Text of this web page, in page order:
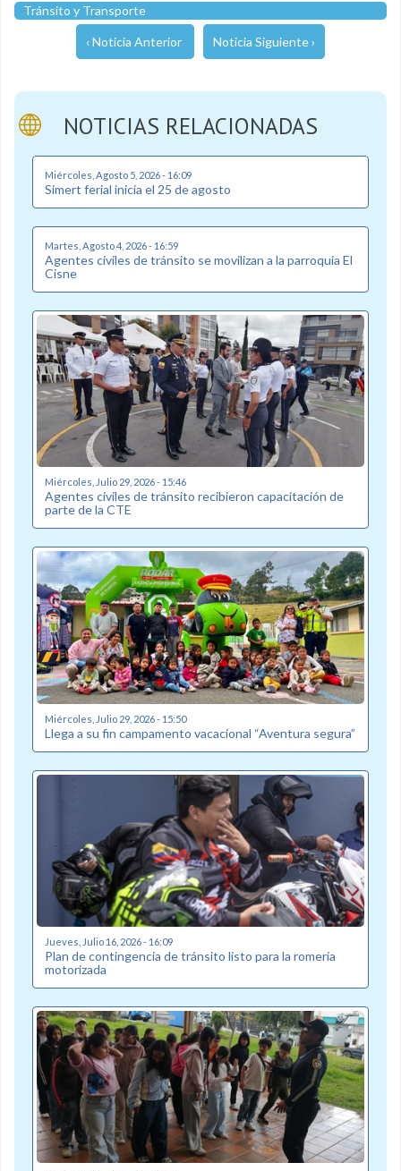
Tránsito y Transporte
‹ Noticia Anterior Noticia Siguiente ›
NOTICIAS RELACIONADAS
Miércoles, Agosto 5, 2026 - 16:09
Simert ferial inicia el 25 de agosto
Martes, Agosto 4, 2026 - 16:59
Agentes civiles de tránsito se movilizan a la parroquia El
Cisne
Miércoles, Julio 29, 2026 - 15:46
Agentes civiles de tránsito recibieron capacitación de
parte de la CTE
Miércoles, Julio 29, 2026 - 15:50
Llega a su fin campamento vacacional “Aventura segura”
Jueves, Julio 16, 2026 - 16:09
Plan de contingencia de tránsito listo para la romería
motorizada